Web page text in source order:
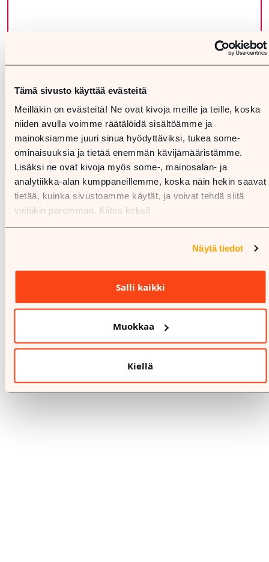
Tämä sivusto käyttää evästeitä
Meilläkin on evästeitä! Ne ovat kivoja meille ja teille, koska
niiden avulla voimme räätälöidä sisältöämme ja
mainoksiamme juuri sinua hyödyttäviksi, tukea some-
ominaisuuksia ja tietää enemmän kävijämääristämme.
Lisäksi ne ovat kivoja myös some-, mainosalan- ja
analytiikka-alan kumppaneillemme, koska näin hekin saavat
tietää, kuinka sivustoamme käytät, ja voivat tehdä siitä
vieläkin paremman. Kiitos keksi!
Näytä tiedot
Salli kaikki
Muokkaa
Kiellä